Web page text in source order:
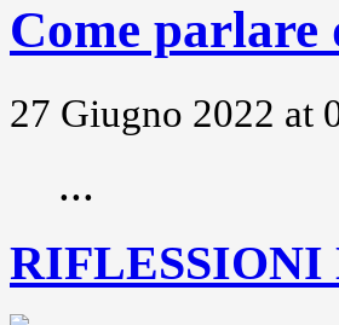
Come
27 Giugno 2022 at
...
RIFLESSIONI